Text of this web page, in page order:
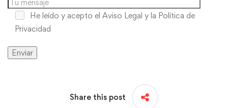
He leído y acepto el Aviso Legal y la Política de
Privacidad
Share this post